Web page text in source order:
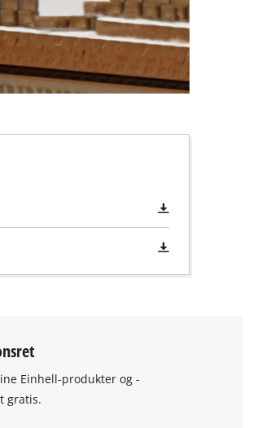
Einhell-produkter og -
gratis.